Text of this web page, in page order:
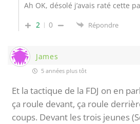
Ah OK, désolé j’avais raté cette
2
0 Répondre
James
5 années plus tôt
Et la tactique de la FDJ on en
ça roule devant, ça roule
coups. Devant les trois jeunes